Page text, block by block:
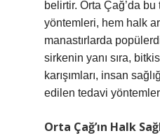
belirtir. Orta Çağ’da
yöntemleri, hem halk
manastırlarda
sirkenin yanı sıra,
karışımları, insan
edilen tedavi
Orta Çağ’ın Halk